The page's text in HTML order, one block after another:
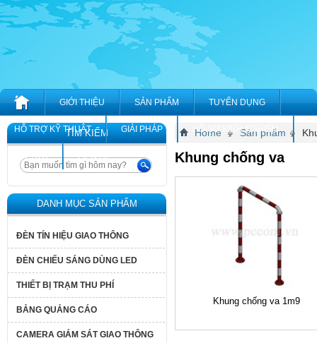
GIỚI THIỆU SẢN PHẨM TUYỂN DỤNG
HỖ TRỢ KỸ THUẬT GIẢI PHÁP HỒ SƠ KINH NGHIỆM
TIN TỨC LIÊN HỆ
TÌM KIẾM
DANH MỤC SẢN PHẨM
ĐÈN TÍN HIỆU GIAO THÔNG
ĐÈN CHIẾU SÁNG DÙNG LED
THIẾT BỊ TRẠM THU PHÍ
BẢNG QUẢNG CÁO
CAMERA GIÁM SÁT GIAO THÔNG
Home Sản phẩm
Khung chống va
Khung chống va 1m9